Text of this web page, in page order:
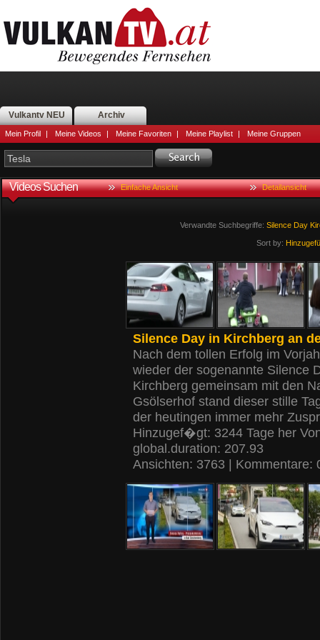
Vulkantv NEU Archiv
Mein Profil | Meine Videos | Meine Favoriten | Meine Playlist | Meine Gruppen
Videos Suchen Einfache Ansicht Detailansicht
Verwandte Suchbegriffe: Silence Day
Sort by:
Silence Day in Kirchberg an
Nach dem tollen Erfolg im
wieder der sogenannte Silence
Kirchberg gemeinsam mit den
Gsölserhof stand dieser stille
der heutingen immer mehr
Hinzugef�gt: 3244 Tage her
global.duration: 207.93
Ansichten: 3763 | Kommentare: